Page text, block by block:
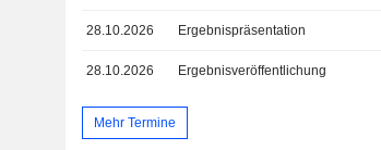
28.10.2026 Ergebnispräsentation
28.10.2026 Ergebnisveröffentlichung
Mehr Termine